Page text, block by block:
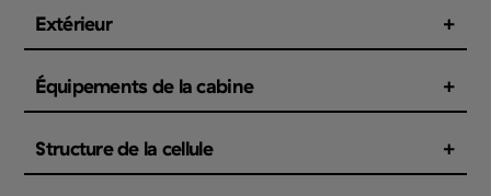
Extérieur
Équipements de la cabine
Structure de la cellule